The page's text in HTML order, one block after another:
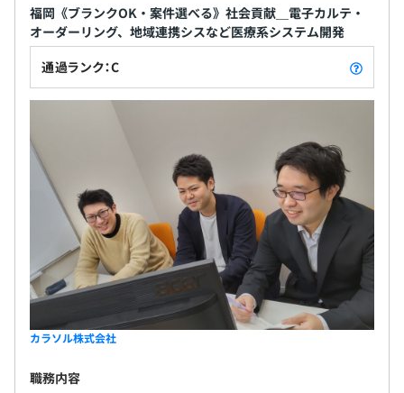
福岡《ブランクOK・案件選べる》社会貢献＿電子カルテ・
オーダーリング、地域連携シスなど医療系システム開発
通過ランク：C
カラソル株式会社
職務内容